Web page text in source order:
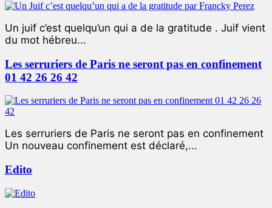
Un juif c’est quelqu’un qui a de la gratitude . Juif vient
du mot hébreu...
Les serruriers de Paris ne seront pas en confinement
01 42 26 26 42
Les serruriers de Paris ne seront pas en confinement
Un nouveau confinement est déclaré,...
Edito